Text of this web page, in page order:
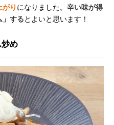
り になりました。 辛い味が得
」するとよいと思います！
め